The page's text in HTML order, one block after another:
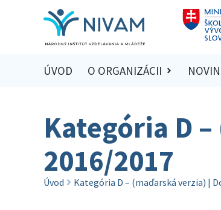
ÚVOD O ORGANIZÁCII
Kategória D
2016/2017
Úvod Kategória D – (maďarská verzia) |